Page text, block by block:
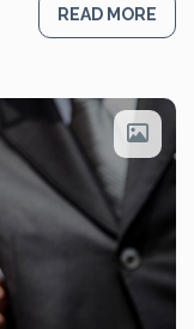
READ MORE